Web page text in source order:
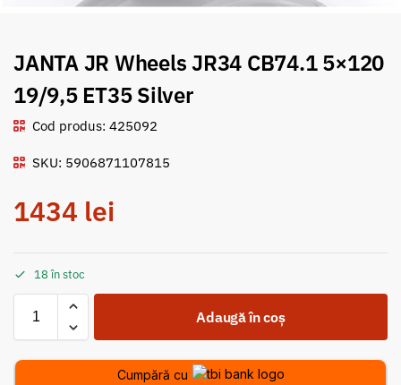
JANTA JR Wheels JR34 CB74.1 5×120
19/9,5 ET35 Silver
Cod produs: 425092
SKU: 5906871107815
1434 lei
18 în stoc
Adaugă în coș
Cumpără cu